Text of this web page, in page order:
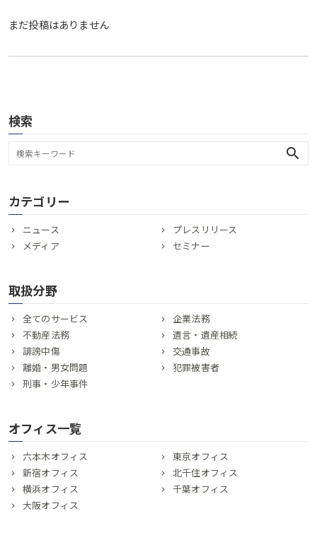
まだ投稿はありません
検索
search
カテゴリー
ニュース
プレスリリース
メディア
セミナー
取扱分野
全てのサービス
企業法務
不動産法務
遺言・遺産相続
誹謗中傷
交通事故
離婚・男女問題
犯罪被害者
刑事・少年事件
オフィス一覧
六本木オフィス
東京オフィス
新宿オフィス
北千住オフィス
横浜オフィス
千葉オフィス
大阪オフィス